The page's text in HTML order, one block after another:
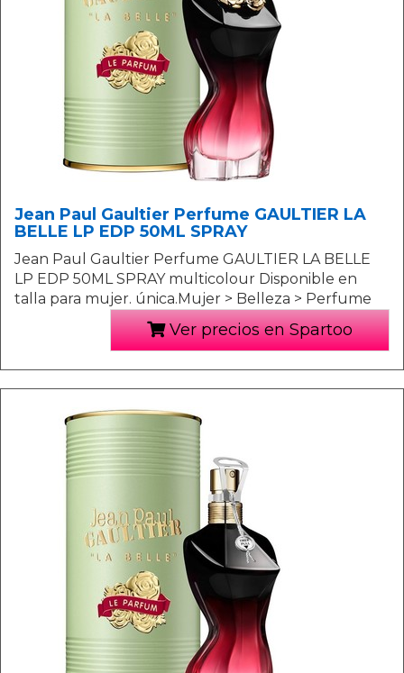
Jean Paul Gaultier Perfume GAULTIER LA
BELLE LP EDP 50ML SPRAY
Jean Paul Gaultier Perfume GAULTIER LA BELLE
LP EDP 50ML SPRAY multicolour Disponible en
talla para mujer. única.Mujer > Belleza > Perfume
Ver precios en Spartoo